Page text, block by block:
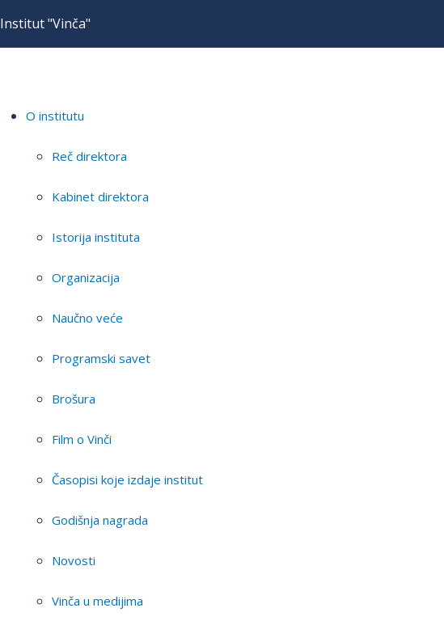
Institut "Vinča"
O institutu
Reč direktora
Kabinet direktora
Istorija instituta
Organizacija
Naučno veće
Programski savet
Brošura
Film o Vinči
Časopisi koje izdaje institut
Godišnja nagrada
Novosti
Vinča u medijima